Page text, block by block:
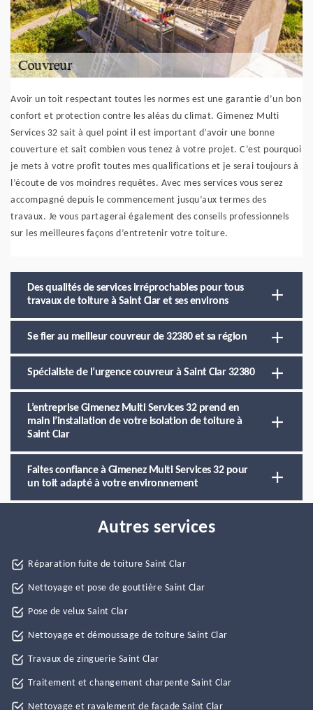
Avoir un toit respectant toutes les normes est une garantie d’un bon
confort et protection contre les aléas du climat. Gimenez Multi
Services 32 sait à quel point il est important d’avoir une bonne
couverture et sait combien vous tenez à votre projet. C’est pourquoi
je mets à votre profit toutes mes qualifications et je serai toujours à
l’écoute de vos moindres requêtes. Avec mes services vous serez
accompagné depuis le commencement jusqu’aux termes des
travaux. Je vous partagerai également des conseils professionnels
sur les meilleures façons d’entretenir votre toiture.
Des qualités de services irréprochables pour tous
travaux de toiture à Saint Clar et ses environs
Se fier au meilleur couvreur de 32380 et sa région
Spécialiste de l’urgence couvreur à Saint Clar 32380
L’entreprise Gimenez Multi Services 32 prend en
main l’installation de votre isolation de toiture à
Saint Clar
Faites confiance à Gimenez Multi Services 32 pour
un toit adapté à votre environnement
Autres services
Réparation fuite de toiture Saint Clar
Nettoyage et pose de gouttière Saint Clar
Pose de velux Saint Clar
Nettoyage et démoussage de toiture Saint Clar
Travaux de zinguerie Saint Clar
Traitement et changement charpente Saint Clar
Nettoyage et ravalement de façade Saint Clar